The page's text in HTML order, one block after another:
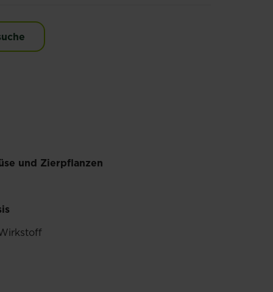
Arrex
und Zierpflanzen